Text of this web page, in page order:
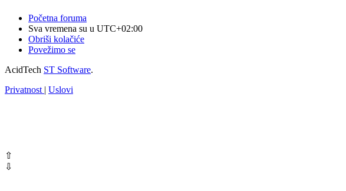
Početna foruma
Sva vremena su u UTC+02:00
Obriši kolačiće
Povežimo se
AcidTech ST Software.
Privatnost | Uslovi
⇧
⇩